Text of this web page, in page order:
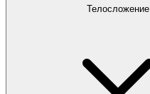
Телосложение